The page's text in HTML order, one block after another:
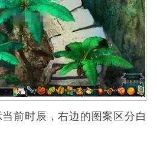
时辰，右边的图案区分白